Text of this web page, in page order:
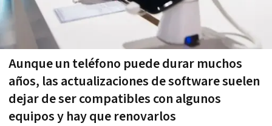
Aunque un teléfono puede durar muchos
años, las actualizaciones de software suelen
dejar de ser compatibles con algunos
equipos y hay que renovarlos